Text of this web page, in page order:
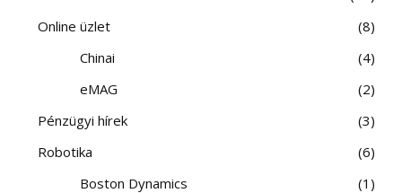
Online üzlet
8
Chinai
4
eMAG
2
Pénzügyi hírek
3
Robotika
6
Boston Dynamics
1